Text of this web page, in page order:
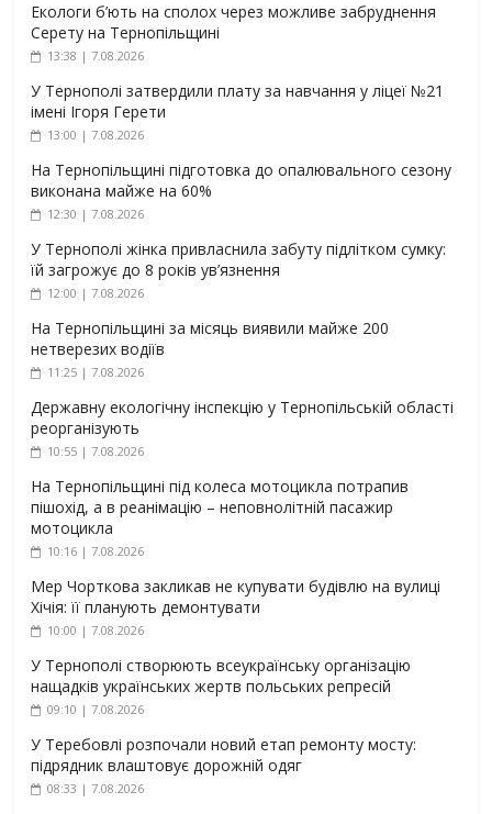
Екологи б’ють на сполох через можливе забруднення
Серету на Тернопільщині
13:38 | 7.08.2026
У Тернополі затвердили плату за навчання у ліцеї №21
імені Ігоря Герети
13:00 | 7.08.2026
На Тернопільщині підготовка до опалювального сезону
виконана майже на 60%
12:30 | 7.08.2026
У Тернополі жінка привласнила забуту підлітком сумку:
їй загрожує до 8 років ув’язнення
12:00 | 7.08.2026
На Тернопільщині за місяць виявили майже 200
нетверезих водіїв
11:25 | 7.08.2026
Державну екологічну інспекцію у Тернопільській області
реорганізують
10:55 | 7.08.2026
На Тернопільщині під колеса мотоцикла потрапив
пішохід, а в реанімацію – неповнолітній пасажир
мотоцикла
10:16 | 7.08.2026
Мер Чорткова закликав не купувати будівлю на вулиці
Хічія: її планують демонтувати
10:00 | 7.08.2026
У Тернополі створюють всеукраїнську організацію
нащадків українських жертв польських репресій
09:10 | 7.08.2026
У Теребовлі розпочали новий етап ремонту мосту:
підрядник влаштовує дорожній одяг
08:33 | 7.08.2026